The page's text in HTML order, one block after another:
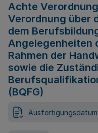
Achte
Verordnung über
dem
Angelegenheiten
Rahmen der
sowie die
(BQFG)
Ausfertigungsdatum